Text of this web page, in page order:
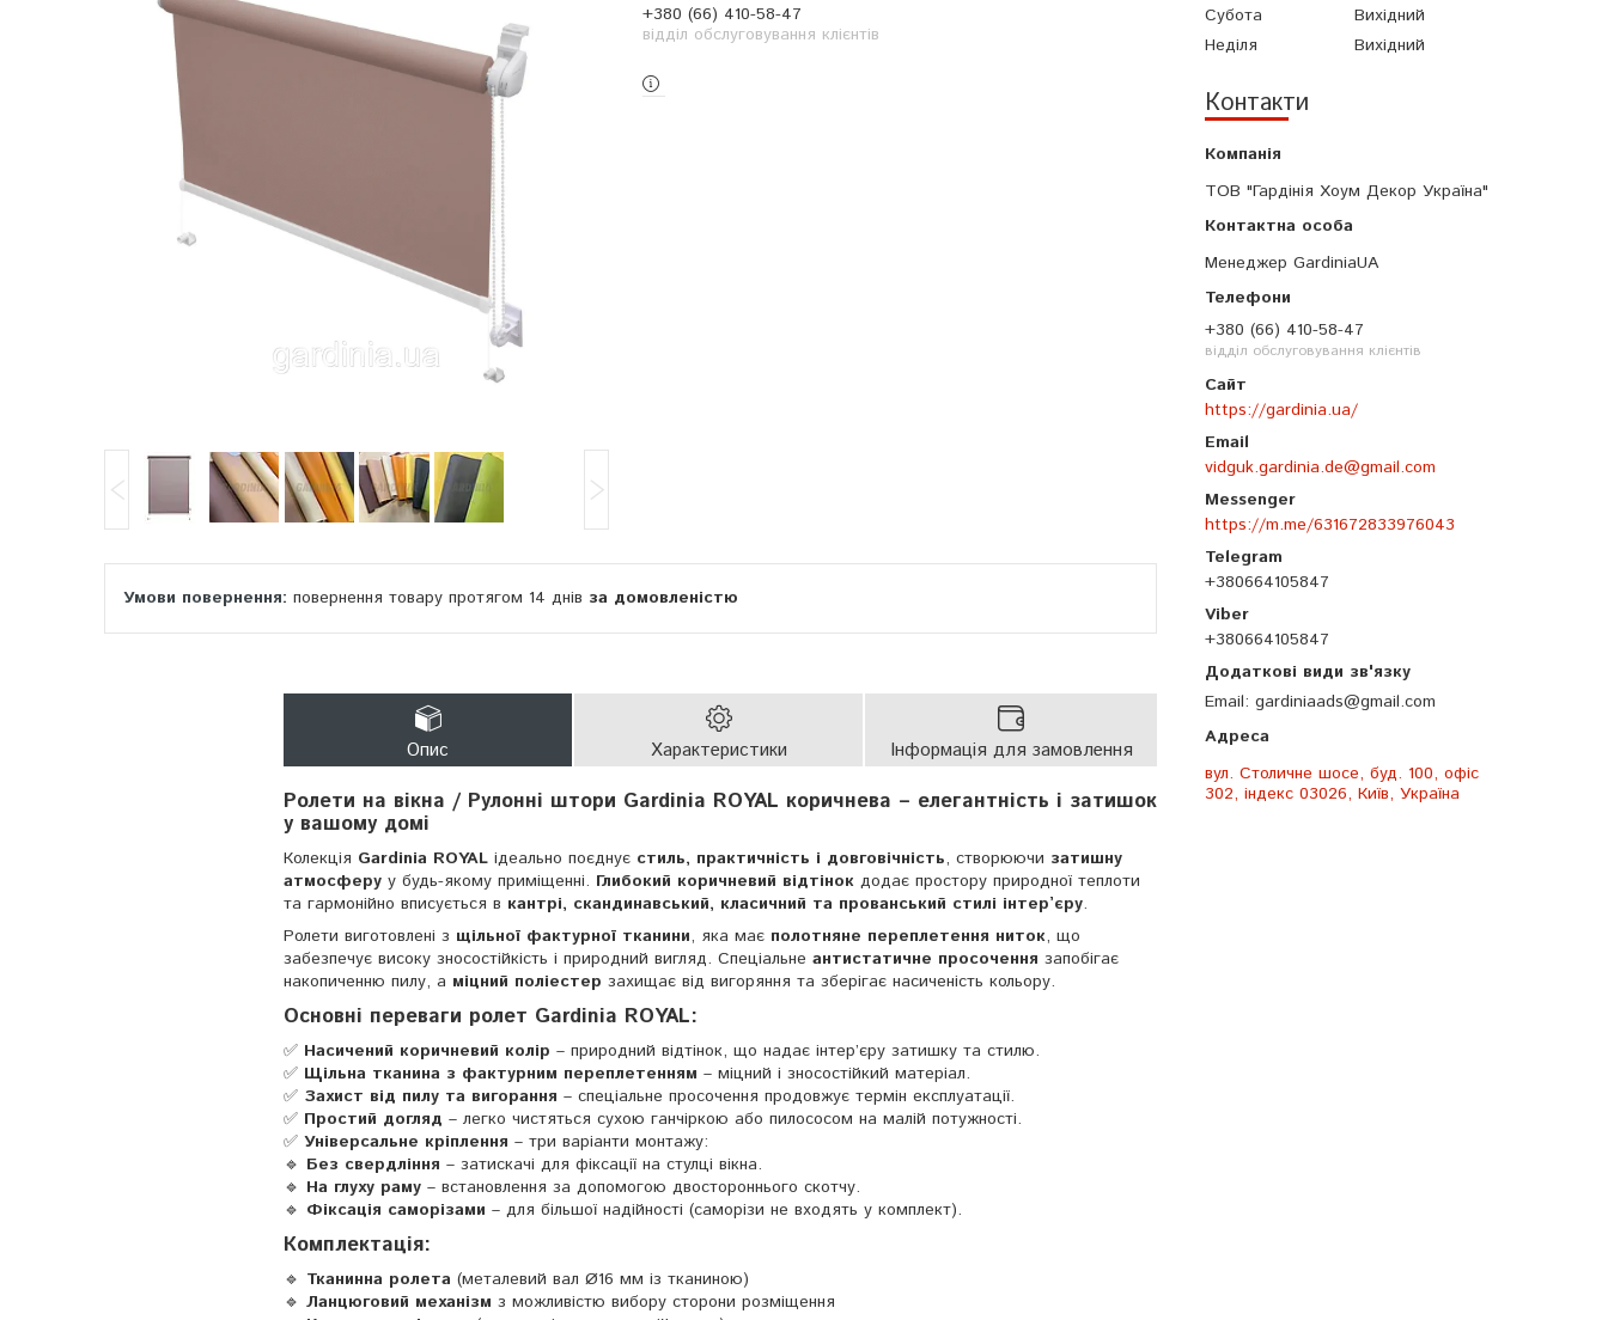
Субота
Вихідний
Неділя
Вихідний
Контакти
ТОВ "Гардінія Хоум Декор Україна"
Менеджер GardiniaUA
+380 (66) 410-58-47
відділ обслуговування клієнтів
https://gardinia.ua/
vidguk.gardinia.de@gmail.com
https://m.me/631672833976043
+380664105847
+380664105847
Email gardiniaads@gmail.com
вул. Столичне шосе, буд. 100, офіс
302, індекс 03026, Київ, Україна
+380 (66) 410-58-47
відділ обслуговування клієнтів
повернення товару протягом 14 днів за домовленістю
Опис Характеристики Інформація для замовлення
Ролети на вікна / Рулонні штори Gardinia ROYAL коричнева – елегантність і затишок
у вашому домі
Колекція Gardinia ROYAL ідеально поєднує стиль, практичність і довговічність, створюючи затишну
атмосферу у будь-якому приміщенні. Глибокий коричневий відтінок додає простору природної теплоти
та гармонійно вписується в кантрі, скандинавський, класичний та прованський стилі інтер’єру.
Ролети виготовлені з щільної фактурної тканини, яка має полотняне переплетення ниток, що
забезпечує високу зносостійкість і природний вигляд. Спеціальне антистатичне просочення запобігає
накопиченню пилу, а міцний поліестер захищає від вигоряння та зберігає насиченість кольору.
Основні переваги ролет Gardinia ROYAL:
✅ Насичений коричневий колір – природний відтінок, що надає інтер’єру затишку та стилю.
✅ Щільна тканина з фактурним переплетенням – міцний і зносостійкий матеріал.
✅ Захист від пилу та вигорання – спеціальне просочення продовжує термін експлуатації.
✅ Простий догляд – легко чистяться сухою ганчіркою або пилососом на малій потужності.
✅ Універсальне кріплення – три варіанти монтажу:
🔹 Без свердління – затискачі для фіксації на стулці вікна.
🔹 На глуху раму – встановлення за допомогою двостороннього скотчу.
🔹 Фіксація саморізами – для більшої надійності (саморізи не входять у комплект).
Комплектація:
🔹 Тканинна ролета (металевий вал Ø16 мм із тканиною)
🔹 Ланцюговий механізм з можливістю вибору сторони розміщення